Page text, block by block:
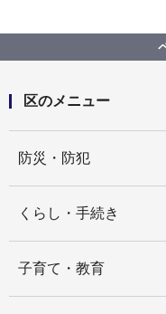
（ニュース）
た
区のメニュー
防災・防犯
くらし・手続き
子育て・教育